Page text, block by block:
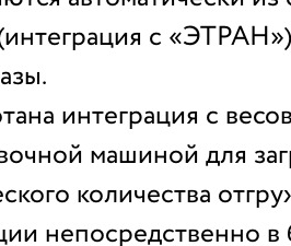
с
интеграция с
машиной для
количества
непосредственно в